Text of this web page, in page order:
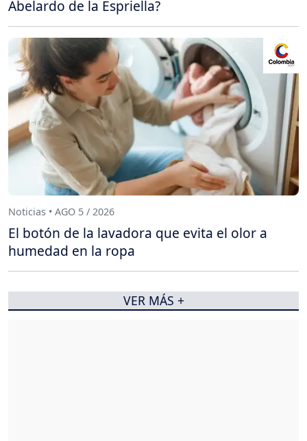
Abelardo de la Espriella?
Noticias • AGO 5 / 2026
El botón de la lavadora que evita el olor a
humedad en la ropa
VER MÁS +